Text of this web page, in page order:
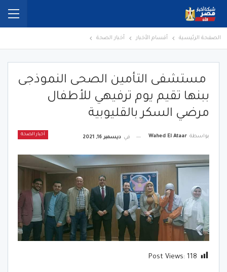
الصفحة الرئيسية أقسام الأخبار أخبار الصحة
مستشفى التأمين الصحى النموذجى
ببنها تقيم يوم ترفيهي للأطفال
مرضي السكر بالقليوبية
أخبار الصحة بواسطة Wahed El Ataar في ديسمبر 16, 2021
Post Views: 118